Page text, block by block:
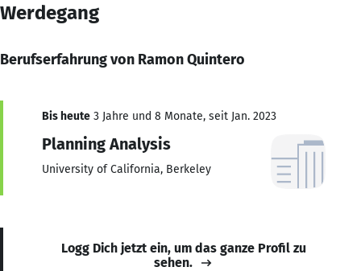
Werdegang
Berufserfahrung von Ramon Quintero
Bis heute 3 Jahre und 8 Monate, seit Jan. 2023
Planning Analysis
University of California, Berkeley
Logg Dich jetzt ein, um das ganze Profil zu
sehen.